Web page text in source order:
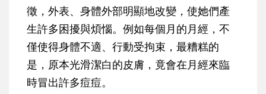
徵，外表、身體外部明顯地改變，使她們產
生許多困擾與煩惱。例如每個月的月經，不
僅使得身體不適、行動受拘束，最糟糕的
是，原本光滑潔白的皮膚，竟會在月經來臨
時冒出許多痘痘。